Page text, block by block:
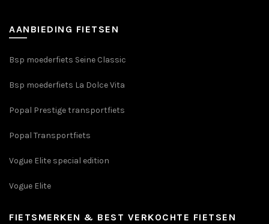
op
AANBIEDING FIETSEN
Bsp moederfiets Seine Classic
Bsp moederfiets La Dolce Vita
Popal Prestige transportfiets
Popal Transportfiets
Vogue Elite special edition
Vogue Elite
FIETSMERKEN & BEST VERKOCHTE FIETSEN